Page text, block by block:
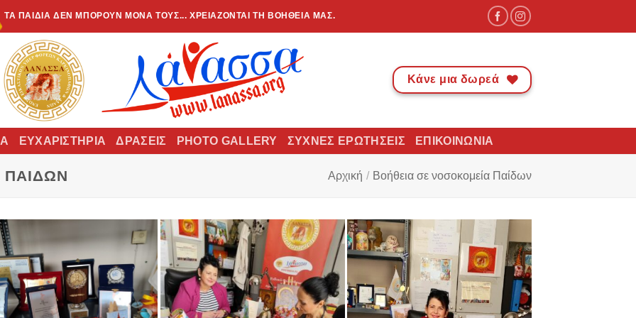
ΤΑ ΠΑΙΔΙΆ ΔΕΝ ΜΠΟΡΟΎΝ ΜΌΝΑ ΤΟΥΣ... ΧΡΕΙΆΖΟΝΤΑΙ ΤΗ ΒΟΉΘΕΙΆ ΜΑΣ.
Κάνε μια δωρεά
ΕΥΧΑΡΙΣΤΉΡΙΑ ΔΡΆΣΕΙΣ PHOTO GALLERY ΣΥΧΝΈΣ ΕΡΩΤΉΣΕΙΣ ΕΠΙΚΟΙΝΩΝΊΑ
Αρχική / Βοήθεια σε νοσοκομεία Παίδων